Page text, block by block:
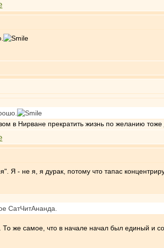
в Нирване прекратить жизнь по желанию тоже
Я - не я, я дурак, потому что тапас
СатЧитАнанда.
же самое, что в начале начал был единый и